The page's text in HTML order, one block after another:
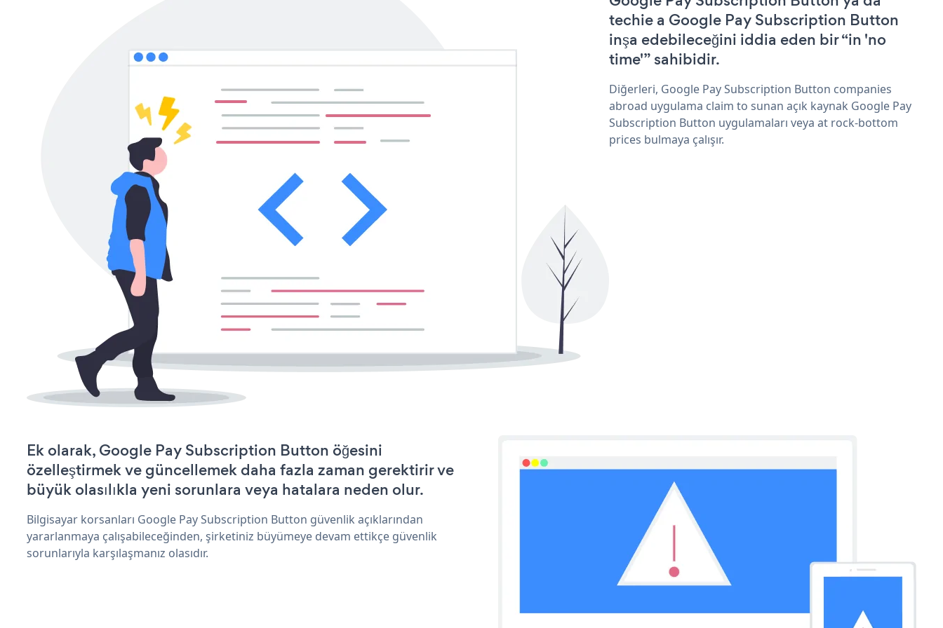
techie a Google Pay Subscription Button
inşa edebileceğini iddia eden bir “in 'no
time'” sahibidir.
Diğerleri, Google Pay Subscription Button companies
abroad uygulama claim to sunan açık kaynak Google Pay
Subscription Button uygulamaları veya at rock-bottom
prices bulmaya çalışır.
Ek olarak, Google Pay Subscription Button öğesini
özelleştirmek ve güncellemek daha fazla zaman gerektirir ve
büyük olasılıkla yeni sorunlara veya hatalara neden olur.
Bilgisayar korsanları Google Pay Subscription Button güvenlik açıklarından
yararlanmaya çalışabileceğinden, şirketiniz büyümeye devam ettikçe güvenlik
sorunlarıyla karşılaşmanız olasıdır.